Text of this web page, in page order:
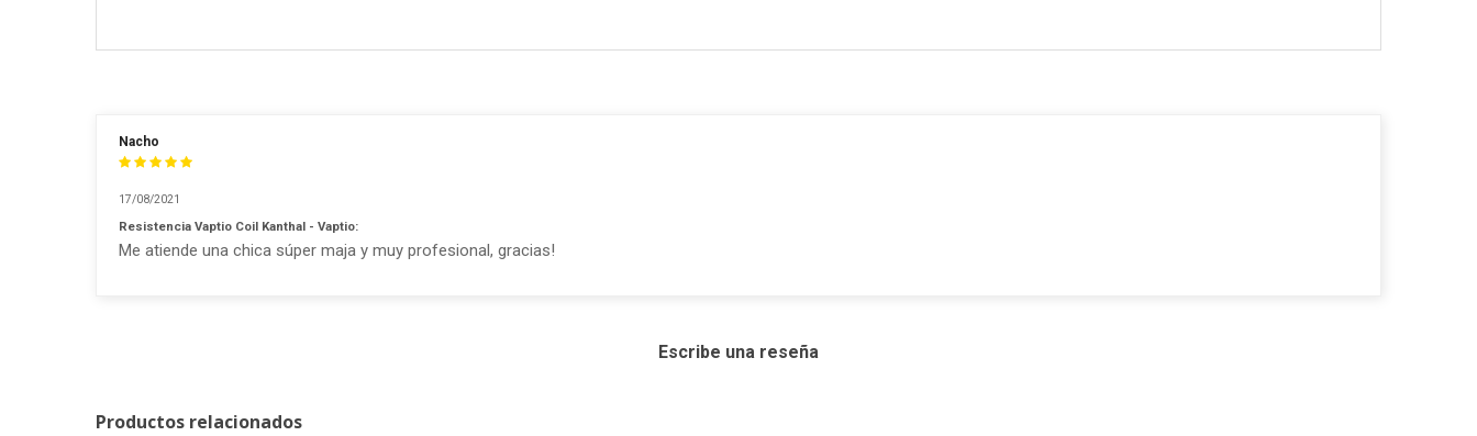
Nacho
17/08/2021
Resistencia Vaptio Coil Kanthal - Vaptio:
Me atiende una chica súper maja y muy profesional, gracias!
Escribe una reseña
Productos relacionados